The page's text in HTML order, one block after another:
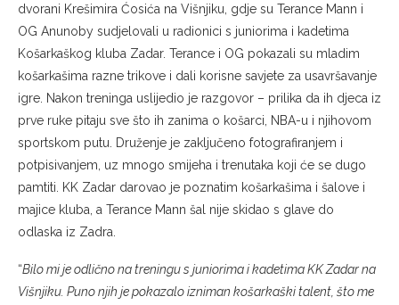
dvorani Krešimira Ćosića na Višnjiku, gdje su Terance Mann i
OG Anunoby sudjelovali u radionici s juniorima i kadetima
Košarkaškog kluba Zadar. Terance i OG pokazali su mladim
košarkašima razne trikove i dali korisne savjete za usavršavanje
igre. Nakon treninga uslijedio je razgovor – prilika da ih djeca iz
prve ruke pitaju sve što ih zanima o košarci, NBA-u i njihovom
sportskom putu. Druženje je zaključeno fotografiranjem i
potpisivanjem, uz mnogo smijeha i trenutaka koji će se dugo
pamtiti. KK Zadar darovao je poznatim košarkašima i šalove i
majice kluba, a Terance Mann šal nije skidao s glave do
odlaska iz Zadra.
“Bilo mi je odlično na treningu s juniorima i kadetima KK Zadar na
Višnjiku. Puno njih je pokazalo izniman košarkaški talent, što me